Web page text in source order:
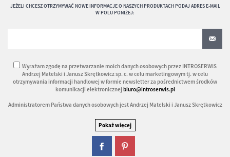
JEŻELI CHCESZ OTRZYMYWAĆ NOWE INFORMACJE O NASZYCH PRODUKTACH PODAJ ADRES E-MAIL
W POLU PONIŻEJ:
Wyrażam zgodę na przetwarzanie moich danych osobowych przez INTROSERWIS
Andrzej Matelski i Janusz Skrętkowicz sp. c. w celu marketingowym tj. w celu
otrzymywania informacji handlowej w formie newsletter za pośrednictwem środków
komunikacji elektronicznej biuro@introserwis.pl
Administratorem Państwa danych osobowych jest Andrzej Matelski i Janusz Skrętkowicz